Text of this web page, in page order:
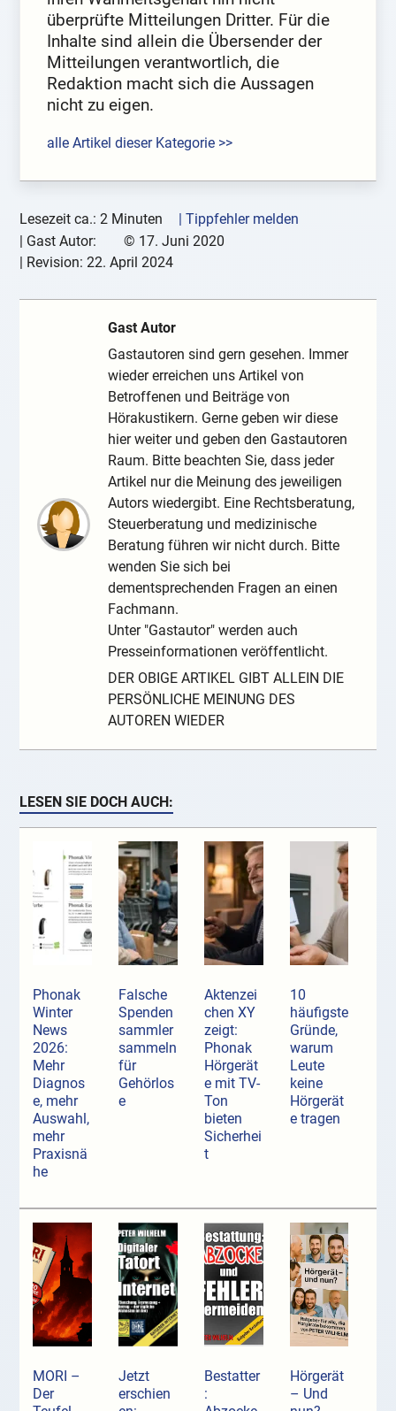
überprüfte Mitteilungen Dritter. Für die
Inhalte sind allein die Übersender der
Mitteilungen verantwortlich, die
Redaktion macht sich die Aussagen
nicht zu eigen.
alle Artikel dieser Kategorie >>
Lesezeit ca.: 2 Minuten
| Tippfehler melden
| Gast Autor: © 17. Juni 2020
| Revision:22. April 2024
Gast Autor
Gastautoren sind gern gesehen. Immer
wieder erreichen uns Artikel von
Betroffenen und Beiträge von
Hörakustikern. Gerne geben wir diese
hier weiter und geben den Gastautoren
Raum. Bitte beachten Sie, dass jeder
Artikel nur die Meinung des jeweiligen
Autors wiedergibt. Eine Rechtsberatung,
Steuerberatung und medizinische
Beratung führen wir nicht durch. Bitte
wenden Sie sich bei
dementsprechenden Fragen an einen
Fachmann.
Unter "Gastautor" werden auch
Presseinformationen veröffentlicht.
DER OBIGE ARTIKEL GIBT ALLEIN DIE
PERSÖNLICHE MEINUNG DES
AUTOREN WIEDER
LESEN SIE DOCH AUCH:
Phonak
Winter
News
2026:
Mehr
Diagnos
e, mehr
Auswahl,
mehr
Praxisnä
he
Falsche
Spenden
sammler
sammeln
für
Gehörlos
e
Aktenzei
chen XY
zeigt:
Phonak
Hörgerät
e mit TV-
Ton
bieten
Sicherhei
t
10
häufigste
Gründe,
warum
Leute
keine
Hörgerät
e tragen
MORI –
Der
Jetzt
erschien
Bestatter
:
Hörgerät
– Und